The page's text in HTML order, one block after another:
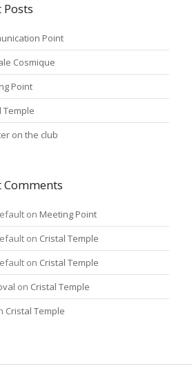
Posts
Point
Cosmique
Point
Temple
on the club
Comments
on Meeting Point
on Cristal Temple
on Cristal Temple
on Cristal Temple
Cristal Temple